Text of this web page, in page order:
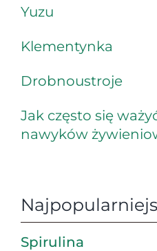
Yuzu
Klementynka
Drobnoustroje
Jak często się
nawyków
Spirulina